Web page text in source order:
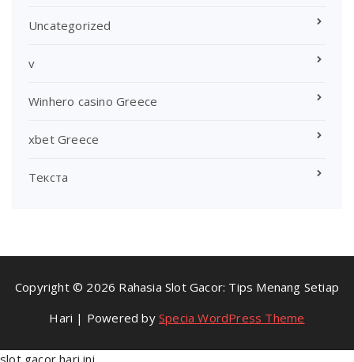
Uncategorized
v
Winhero casino Greece
xbet Greece
Текста
Copyright © 2026 Rahasia Slot Gacor: Tips Menang Setiap
Hari | Powered bySpecia WordPress Theme
slot gacor hari ini